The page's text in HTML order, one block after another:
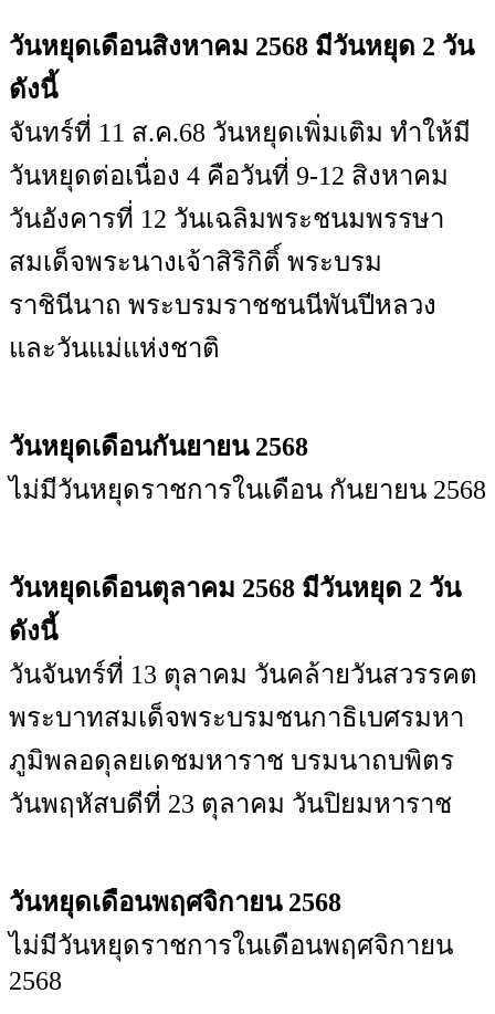
วันหยุดเดือนสิงหาคม 2568 มีวันหยุด 2 วัน
ดังนี้
จันทร์ที่ 11 ส.ค.68 วันหยุดเพิ่มเติม ทำให้มี
วันหยุดต่อเนื่อง 4 คือวันที่ 9-12 สิงหาคม
วันอังคารที่ 12 วันเฉลิมพระชนมพรรษา
สมเด็จพระนางเจ้าสิริกิติ์ พระบรม
ราชินีนาถ พระบรมราชชนนีพันปีหลวง
และวันแม่แห่งชาติ
วันหยุดเดือนกันยายน 2568
ไม่มีวันหยุดราชการในเดือน กันยายน 2568
วันหยุดเดือนตุลาคม 2568 มีวันหยุด 2 วัน
ดังนี้
วันจันทร์ที่ 13 ตุลาคม วันคล้ายวันสวรรคต
พระบาทสมเด็จพระบรมชนกาธิเบศรมหา
ภูมิพลอดุลยเดชมหาราช บรมนาถบพิตร
วันพฤหัสบดีที่ 23 ตุลาคม วันปิยมหาราช
วันหยุดเดือนพฤศจิกายน 2568
ไม่มีวันหยุดราชการในเดือนพฤศจิกายน
2568